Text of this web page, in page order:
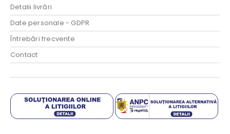
Detalii livrări
Date personale - GDPR
Întrebări frecvente
Contact